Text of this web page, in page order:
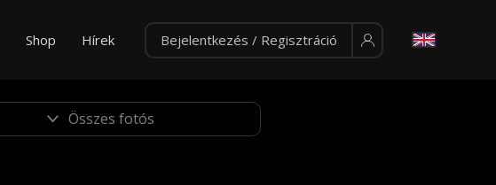
Shop Hírek Bejelentkezés / Regisztráció